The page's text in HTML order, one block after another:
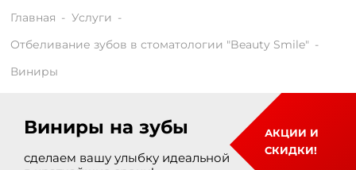
Главная
Услуги
Отбеливание зубов в стоматологии "Beauty Smile"
Виниры
Виниры на зубы
сделаем вашу улыбку идеальной
АКЦИИ И
СКИДКИ!